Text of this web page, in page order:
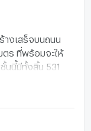
างเสร็จบนถนน
ตร ที่พร้อมจะให้
นนี้มีทั้งสิ้น 531
งครัว ห้องน้ำ